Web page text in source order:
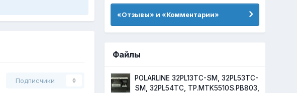
Подписчики 0
«Отзывы» и «Комментарии»
Файлы
POLARLINE 32PL13TC-SM, 32PL53TC-
SM, 32PL54TC, TP.MTK5510S.PB803,